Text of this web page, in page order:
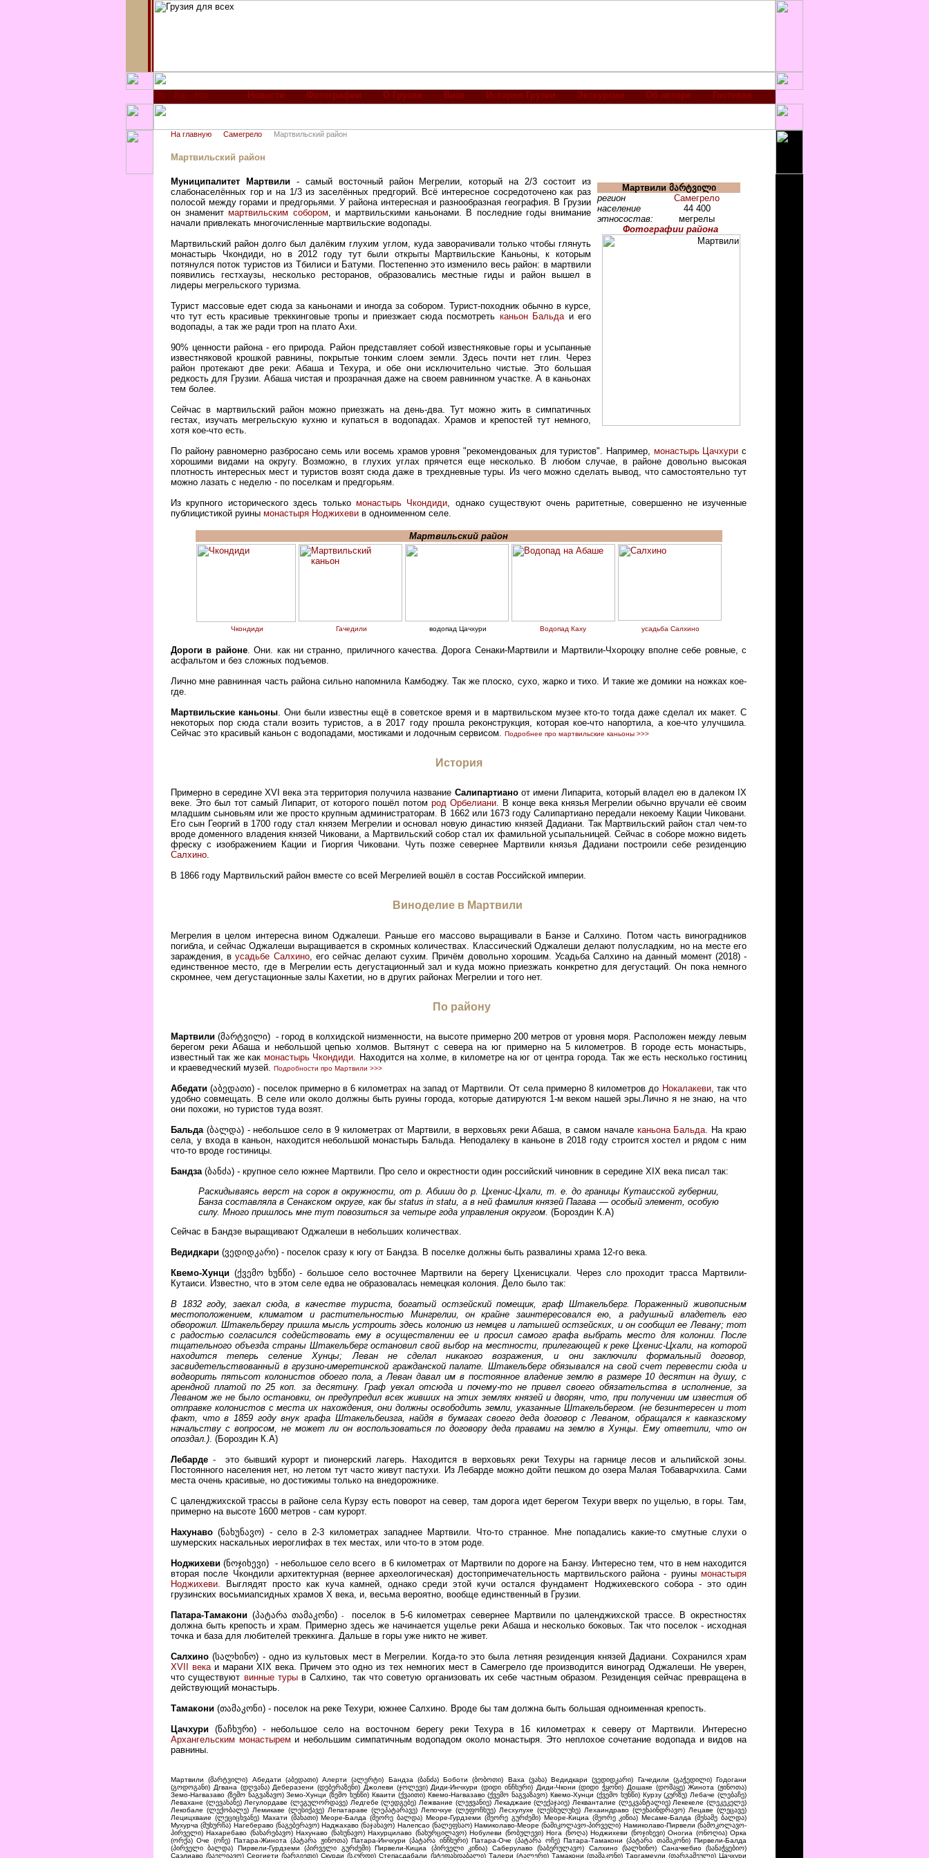
Новости Фотографии О Грузии Виза История Грузии Экскурсии Об авторе Гостевая
На главную Самегрело Мартвильский район
Мартвильский район
Мартвили მარტვილი
регион
Самегрело
население
44 400
этносостав:
мегрелы
Фотографии района
Муниципалитет Мартвили- самый восточный район Мегрелии, который на 2/3 состоит из
слабонаселённых гор и на 1/3 из заселённых предгорий. Всё интересное сосредоточено как раз
полосой между горами и предгорьями. У района интересная и разнообразная география. В Грузии
он знаменитмартвильским собором, и мартвильскими каньонами. В последние годы внимание
начали привлекать многочисленные мартвильские водопады.
Мартвильский район долго был далёким глухим углом, куда заворачивали только чтобы глянуть
монастырь Чкондиди, но в 2012 году тут были открыты Мартвильские Каньоны, к которым
потянулся поток туристов из Тбилиси и Батуми. Постепенно это изменило весь район: в мартвили
появились гестхаузы, несколько ресторанов, образовались местные гиды и район вышел в
лидеры мегрельского туризма.
Турист массовые едет сюда за каньонами и иногда за собором. Турист-походник обычно в курсе,
что тут есть красивые треккинговые тропы и приезжает сюда посмотреть каньон Бальдаи его
водопады, а так же ради троп на плато Ахи.
90% ценности района - его природа. Район представляет собой известняковые горы и усыпанные
известняковой крошкой равнины, покрытые тонким слоем земли. Здесь почти нет глин. Через
район протекают две реки: Абаша и Техура, и обе они исключительно чистые. Это большая
редкость для Грузии. Абаша чистая и прозрачная даже на своем равнинном участке. А в каньонах
тем более.
Сейчас в мартвильский район можно приезжать на день-два. Тут можно жить в симпатичных
гестах, изучать мегрельскую кухню и купаться в водопадах. Храмов и крепостей тут немного,
хотя кое-что есть.
По району равномерно разбросано семь или восемь храмов уровня "рекомендованых для туристов". Например, монастырь Цачхури с
хорошими видами на округу. Возможно, в глухих углах прячется еще несколько. В любом случае, в районе довольно высокая
плотность интересных мест и туристов возят сюда даже в трехдневные туры. Из чего можно сделать вывод, что самостоятельно тут
можно лазать с неделю - по поселкам и предгорьям.
Из крупного исторического здесь только монастырь Чкондиди, однако существуют очень раритетные, совершенно не изученные
публицистикой руины монастыря Ноджихеви в одноименном селе.
Мартвильский район
Чкондиди Гачедили водопад Цачхури Водопад Каху усадьба Салхино
Дороги в районе. Они. как ни странно, приличного качества. Дорога Сенаки-Мартвили и Мартвили-Чхороцку вполне себе ровные, с
асфальтом и без сложных подъемов.
Лично мне равнинная часть района сильно напомнила Камбоджу. Так же плоско, сухо, жарко и тихо. И такие же домики на ножках кое-
где.
Мартвильские каньоны. Они были известны ещё в советское время и в мартвильском музее кто-то тогда даже сделал их макет. С
некоторых пор сюда стали возить туристов, а в 2017 году прошла реконструкция, которая кое-что напортила, а кое-что улучшила.
Сейчас это красивый каньон с водопадами, мостиками и лодочным сервисом. Подробнее про мартвильские каньоны >>>
История
Примерно в середине XVI века эта территория получила название Салипартианоот имени Липарита, который владел ею в далеком IX
веке. Это был тот самый Липарит, от которого пошёл потом род Орбелиани. В конце века князья Мегрелии обычно вручали её своим
младшим сыновьям или же просто крупным администраторам. В 1662 или 1673 году Салипартиано передали некоему Кации Чиковани.
Его сын Георгий в 1700 году стал князем Мегрелии и основал новую династию князей Дадиани. Так Мартвильский район стал чем-то
вроде доменного владения князей Чиковани, а Мартвильский собор стал их фамильной усыпальницей. Сейчас в соборе можно видеть
фреску с изображением Кации и Гиоргия Чиковани. Чуть позже севернее Мартвили князья Дадиани построили себе резиденцию
Салхино.
В 1866 году Мартвильский район вместе со всей Мегрелией вошёл в состав Российской империи.
Виноделие в Мартвили
Мегрелия в целом интересна вином Оджалеши. Раньше его массово выращивали в Банзе и Салхино. Потом часть виноградников
погибла, и сейчас Оджалеши выращивается в скромных количествах. Классический Оджалеши делают полусладким, но на месте его
зараждения, вусадьбе Салхино, его сейчас делают сухим. Причём довольно хорошим. Усадьба Салхино на данный момент (2018) -
единственное место, где в Мегрелии есть дегустационный зал и куда можно приезжать конкретно для дегустаций. Он пока немного
скромнее, чем дегустационные залы Кахетии, но в других районах Мегрелии и того нет.
По району
Мартвили (მარტვილი) - город в колхидской низменности, на высоте примерно 200 метров от уровня моря. Расположен между левым
берегом реки Абаша и небольшой цепью холмов. Вытянут с севера на юг примерно на 5 километров. В городе есть монастырь,
известный так же как монастырь Чкондиди. Находится на холме, в километре на юг от центра города. Так же есть несколько гостиниц
и краеведческий музей. Подробности про Мартвили >>>
Абедати (აბედათი) - поселок примерно в 6 километрах на запад от Мартвили. От села примерно 8 километров до Нокалакеви, так что
удобно совмещать. В селе или около должны быть руины города, которые датируются 1-м веком нашей эры.Лично я не знаю, на что
они похожи, но туристов туда возят.
Бальда(ბალდა) - небольшое село в 9 километрах от Мартвили, в верховьях реки Абаша, в самом начале каньона Бальда. На краю
села, у входа в каньон, находится небольшой монастырь Бальда. Неподалеку в каньоне в 2018 году строится хостел и рядом с ним
что-то вроде гостиницы.
Бандза(ბანძა) - крупное село южнее Мартвили. Про село и окрестности один российский чиновник в середине XIX века писал так:
Раскидываясь верст на сорок в окружности, от р. Абиши до р. Цхенис-Цхали, т. е. до границы Кутаисской губернии,
Банза составляла в Сенакском округе, как бы status in statu, а в ней фамилия князей Пагава — особый элемент, особую
силу. Много пришлось мне тут повозиться за четыре года управления округом. (Бороздин К.А)
Сейчас в Бандзе выращивают Оджалеши в небольших количествах.
Ведидкари (ვედიდკარი) - поселок сразу к югу от Бандза. В поселке должны быть развалины храма 12-го века.
Квемо-Хунци (ქვემო ხუნწი) - большое село восточнее Мартвили на берегу Цхенисцкали. Через сло проходит трасса Мартвили-
Кутаиси. Известно, что в этом селе едва не образовалась немецкая колония. Дело было так:
В 1832 году, заехал сюда, в качестве туриста, богатый остзейский помещик, граф Штакельберг. Пораженный живописным
местоположением, климатом и растительностью Мингрелии, он крайне заинтересовался ею, а радушный владетель его
обворожил. Штакельбергу пришла мысль устроить здесь колонию из немцев и латышей остзейских, и он сообщил ее Левану; тот
с радостью согласился содействовать ему в осуществлении ее и просил самого графа выбрать место для колонии. После
тщательного объезда страны Штакельберг остановил свой выбор на местности, прилегающей к реке Цхенис-Цхали, на которой
находится теперь селение Хунцы; Леван не сделал никакого возражения, и они заключили формальный договор,
засвидетельствованный в грузино-имеретинской гражданской палате. Штакельберг обязывался на свой счет перевести сюда и
водворить пятьсот колонистов обоего пола, а Леван давал им в постоянное владение землю в размере 10 десятин на душу, с
арендной платой по 25 коп. за десятину. Граф уехал отсюда и почему-то не привел своего обязательства в исполнение, за
Леваном же не было остановки, он предупредил всех живших на этих землях князей и дворян, что, при получении им известия об
отправке колонистов с места их нахождения, они должны освободить земли, указанные Штакельбергом. (не безинтересен и тот
факт, что в 1859 году внук графа Штакельбеизга, найдя в бумагах своего деда договор с Леваном, обращался к кавказскому
начальству с вопросом, не может ли он воспользоваться по договору деда правами на землю в Хунцы. Ему ответили, что он
опоздал.) . (Бороздин К.А)
Лебарде - это бывший курорт и пионерский лагерь. Находится в верховьях реки Техуры на гарнице лесов и альпийской зоны.
Постоянного населения нет, но летом тут часто живут пастухи. Из Лебарде можно дойти пешком до озера Малая Тобаварчхила. Сами
места очень красивые, но достижимы только на внедорожнике.
С цаленджихской трассы в районе села Курзу есть поворот на север, там дорога идет берегом Техури вверх по ущелью, в горы. Там,
примерно на высоте 1600 метров - сам курорт.
Нахунаво (ნახუნავო) - село в 2-3 километрах западнее Мартвили. Что-то странное. Мне попадались какие-то смутные слухи о
шумерских наскальных иероглифах в тех местах, или что-то в этом роде.
Ноджихеви (ნოჯიხევი) - небольшое село всего в 6 километрах от Мартвили по дороге на Банзу. Интересно тем, что в нем находится
вторая после Чкондили архитектурная (вернее археологическая) достопримечательность мартвильского района - руины монастыря
Ноджихеви . Выглядят просто как куча камней, однако среди этой кучи остался фундамент Ноджихевского собора - это один
грузинских восьмиапсидных храмов Х века, и, весьма вероятно, вообще единственный в Грузии.
Патара-Тамакони (პატარა თამაკონი) -
поселок в 5-6 километрах севернее Мартвили по цаленджихской трассе. В окрестностях
должна быть крепость и храм. Примерно здесь же начинается ущелье реки Абаша и несколько боковых. Так что поселок - исходная
точка и база для любителей треккинга. Дальше в горы уже никто не живет.
Салхино (სალხინო) - одно из культовых мест в Мегрелии. Когда-то это была летняя резиденция князей Дадиани. Сохранился храм
XVII века и марани XIX века. Причем это одно из тех немногих мест в Самегрело где производится виноград Оджалеши. Не уверен,
что существуют винные турыв Салхино, так что советую организовать их себе частным образом. Резиденция сейчас превращена в
действующий монастырь.
Тамакони (თამაკონი) - поселок на реке Техури, южнее Салхино. Вроде бы там должна быть большая одноименная крепость.
Цачхури (წაჩხური) - небольшое село на восточном берегу реки Техура в 16 километрах к северу от Мартвили. Интересно
Архангельским монастырем и небольшим симпатичным водопадом около монастыря. Это неплохое сочетание водопада и видов на
равнины.
Мартвили (მარტვილი) Абедати (აბედათი) Алерти (ალერტი) Бандза (ბანძა) Боботи (ბობოთი) Ваха (ვახა) Ведидкари (ვედიდკარი) Гачедили (გაჭედილი) Годогани
(გოდოგანი) Дгвана (დღვანა) Деберазени (დებერაზენი) Джолеви (ჯოლევი) Диди-Инчхури (დიდი ინჩხური) Диди-Чкони (დიდი ჭყონი) Дошаке (დოშაყე) Жинота (ჟინოთა)
Земо-Нагвазаво (ზემო ნაგვაზავო) Земо-Хунци (ზემო ხუნწი) Кваити (ქვაითი) Квемо-Нагвазаво (ქვემო ნაგვაზავო) Квемо-Хунци (ქვემო ხუნწი) Курзу (კურზუ) Лебаче (ლებაჩე)
Левахане (ლევახანე) Легулордаве (ლეგულორდავე) Ледгебе (ლედგებე) Лежвание (ლეჟვანიე) Лекаджаие (ლექაჯაიე) Лекванталие (ლეკვანტალიე) Лекекеле (ლეკეკელე)
Лекобале (ლექობალე) Лемикаве (ლესიქავე) Лепатараве (ლეპატარავე) Лепочхуе (ლეფოჩხუე) Лесхулухе (ლესხულუხე) Лехаиндраво (ლეხაინდრავო) Лецаве (ლეცავე)
Лецицхваие (ლეციცხვანე) Махати (მახათი) Меоре-Балда (მეორე ბალდა) Меоре-Гурдземи (მეორე გურძემი) Меоре-Кициа (მეორე კიწია) Месаме-Балда (მესამე ბალდა)
Мухурча (მუხურჩა) Нагебераво (ნაგებერავო) Наджахаво (ნაჯახავო) Налепсао (ნალეფსაო) Намиколаво-Меоре (ნამიკოლავო-პირველი) Намиколаво-Пирвели (ნამოკოლავო-
პირველი) Нахаребаво (ნახარებავო) Нахунаво (ნახუნავო) Нахурцилаво (ნახურცილავო) Нобулеви (ნობულევი) Нога (ნოღა) Ноджихеви (ნოჯიხევი) Оногиа (ონოღია) Орка
(ორქა) Оче (ოჩე) Патара-Жинота (პატარა ჟინოთა) Патара-Инчхури (პატარა ინჩხური) Патара-Оче (პატარა ოჩე) Патара-Тамакони (პატარა თამაკონი) Пирвели-Балда
(პირველი ბალდა) Пирвели-Гурдземи (პირველი გურძემი) Пирвели-Кициа (პირველი კიწია) Саберулаво (საბერულავო) Салхино (სალხინო) Саначкебио (სანაჭყებიო)
Саэлиаво (საელიავო) Сергиети (სარგიეთი) Скурди (სკურდი) Степасдабали (სტეფასდაბალი) Талери (ტალერი) Тамакони (თამაკონი) Таргамеули (თარგამეული) Цачхури